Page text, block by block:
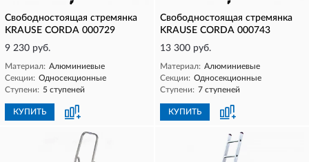
Свободностоящая стремянка
KRAUSE CORDA 000729
9 230 руб.
Материал: Алюминиевые
Секции: Односекционные
Ступени: 5 ступеней
КУПИТЬ
Свободностоящая стремянка
KRAUSE CORDA 000743
13 300 руб.
Материал: Алюминиевые
Секции: Односекционные
Ступени: 7 ступеней
КУПИТЬ